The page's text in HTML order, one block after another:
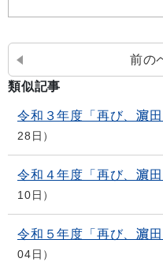
前の
類似記事
令和３年度「再び、濵田
28日
令和４年度「再び、濵田
10日
令和５年度「再び、濵田
04日